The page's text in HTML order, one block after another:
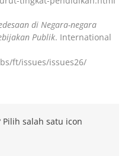
di Negara-negara
Publik. International
ft/issues/issues26/
salah satu icon